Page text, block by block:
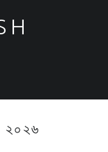
২০২৬